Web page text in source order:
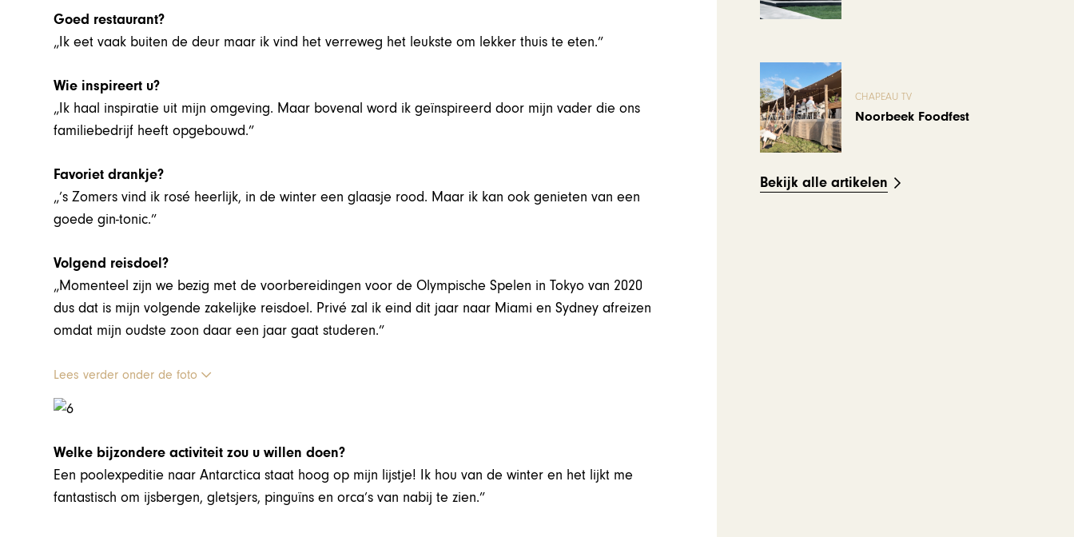
Goed restaurant?
„Ik eet vaak buiten de deur maar ik vind het verreweg het leukste om lekker thuis te eten.”
Wie inspireert u?
„Ik haal inspiratie uit mijn omgeving. Maar bovenal word ik geïnspireerd door mijn vader die ons
familiebedrijf heeft opgebouwd.”
Favoriet drankje?
„’s Zomers vind ik rosé heerlijk, in de winter een glaasje rood. Maar ik kan ook genieten van een
goede gin-tonic.”
Volgend reisdoel?
„Momenteel zijn we bezig met de voorbereidingen voor de Olympische Spelen in Tokyo van 2020
dus dat is mijn volgende zakelijke reisdoel. Privé zal ik eind dit jaar naar Miami en Sydney afreizen
omdat mijn oudste zoon daar een jaar gaat studeren.”
Lees verder onder de foto
Welke bijzondere activiteit zou u willen doen?
Een poolexpeditie naar Antarctica staat hoog op mijn lijstje! Ik hou van de winter en het lijkt me
fantastisch om ijsbergen, gletsjers, pinguïns en orca’s van nabij te zien.”
CHAPEAU TV
Noorbeek Foodfest
Bekijk alle artikelen